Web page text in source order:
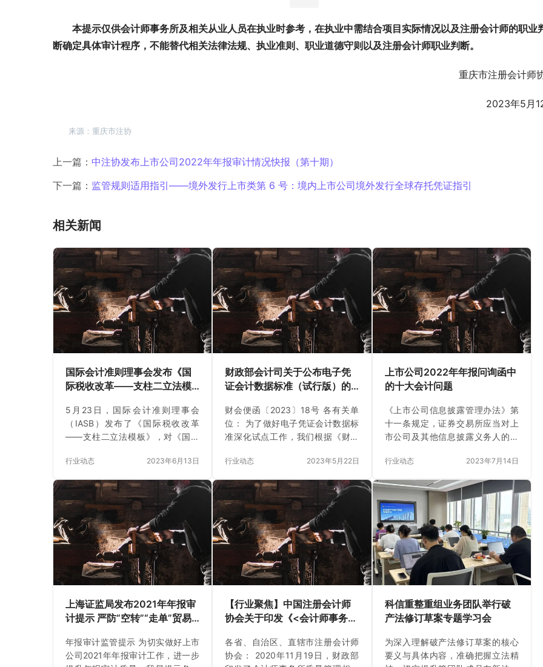
本提示仅供会计师事务所及相关从业人员在执业时参考，在执业中需结合项目实际情况以及注册会计师的职业判
断确定具体审计程序，不能替代相关法律法规、执业准则、职业道德守则以及注册会计师职业判断。
重庆市注册会计师协
上一篇：中注协发布上市公司2022年年报审计情况快报（第十期）
下一篇：监管规则适用指引——境外发行上市类第 6 号：境内上市公司境外发行全球存托凭证指引
相关新闻